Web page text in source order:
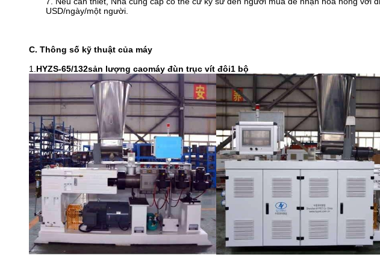
USD/ngày/một người.
C. Thông số kỹ thuật của máy
1. HYZS-65/132sản lượng caomáy đùn trục vít đôi1 bộ